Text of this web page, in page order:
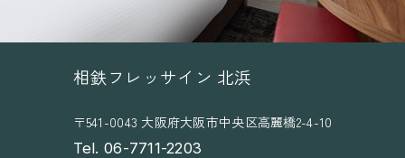
相鉄フレッサイン 北浜
〒541-0043 大阪府大阪市中央区高麗橋2-4-10
Tel. 06-7711-2203